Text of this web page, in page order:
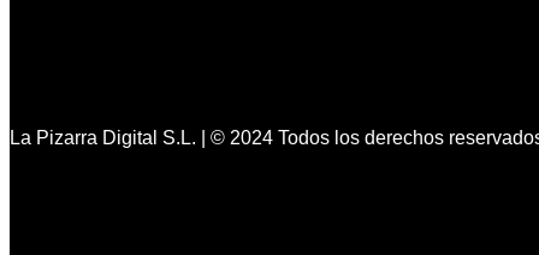
La Pizarra Digital S.L. | © 2024 Todos los derechos